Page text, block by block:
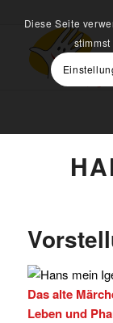
Das alte
Leben und
Diese Seite